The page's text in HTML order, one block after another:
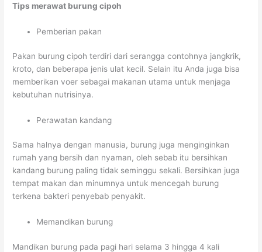
Tips merawat burung cipoh
Pemberian pakan
Pakan burung cipoh terdiri dari serangga contohnya jangkrik,
kroto, dan beberapa jenis ulat kecil. Selain itu Anda juga bisa
memberikan voer sebagai makanan utama untuk menjaga
kebutuhan nutrisinya.
Perawatan kandang
Sama halnya dengan manusia, burung juga menginginkan
rumah yang bersih dan nyaman, oleh sebab itu bersihkan
kandang burung paling tidak seminggu sekali. Bersihkan juga
tempat makan dan minumnya untuk mencegah burung
terkena bakteri penyebab penyakit.
Memandikan burung
Mandikan burung pada pagi hari selama 3 hingga 4 kali